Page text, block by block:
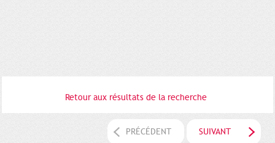
Retour aux résultats de la recherche
PRÉCÉDENT SUIVANT